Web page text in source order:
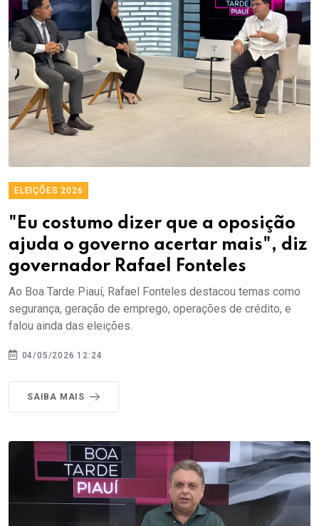
ELEIÇÕES 2026
"Eu costumo dizer que a oposição
ajuda o governo acertar mais", diz
governador Rafael Fonteles
Ao Boa Tarde Piauí, Rafael Fonteles destacou temas como
segurança, geração de emprego, operações de crédito, e
falou ainda das eleições.
04/05/2026 12:24
SAIBA MAIS